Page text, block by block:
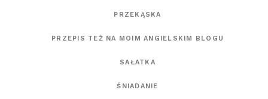
PRZEKĄSKA
PRZEPIS TEŻ NA MOIM ANGIELSKIM BLOGU
SAŁATKA
ŚNIADANIE